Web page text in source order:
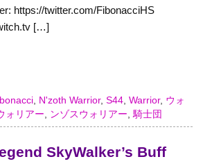
https://twitter.com/FibonacciHS
[…]
N'zoth Warrior,S44 ,Warrior, ウォ
ォリアー ンゾスウォリアー ,騎士団
SkyWalker’s Buff